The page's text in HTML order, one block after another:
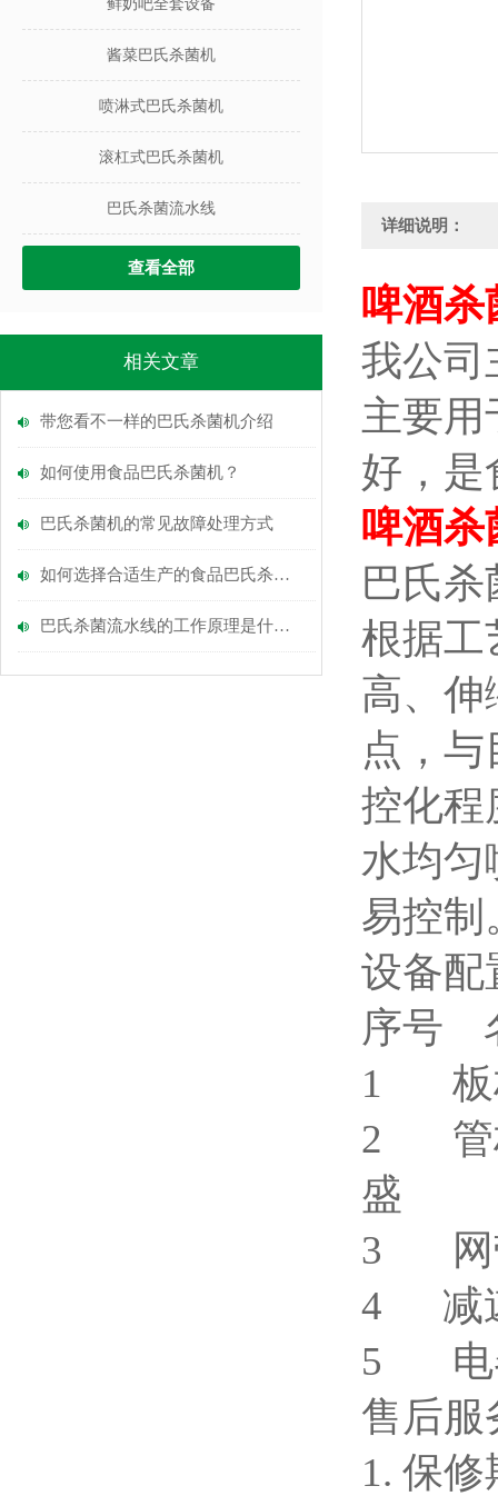
鲜奶吧全套设备
酱菜巴氏杀菌机
喷淋式巴氏杀菌机
滚杠式巴氏杀菌机
巴氏杀菌流水线
查看全部
相关文章
带您看不一样的巴氏杀菌机介绍
如何使用食品巴氏杀菌机？
巴氏杀菌机的常见故障处理方式
如何选择合适生产的食品巴氏杀菌机
巴氏杀菌流水线的工作原理是什么？
详细说明：
啤酒杀
我公司
主要用
好，是
啤酒杀
巴氏
根据工
高、伸
点，
控化程
水均匀
易控制
设备配
序
1
2 管
盛
3
4
5 电
售后服
1. 保